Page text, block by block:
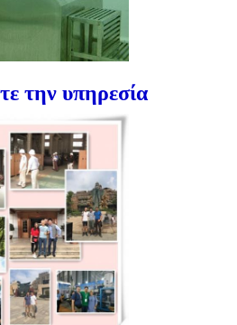
την υπηρεσία